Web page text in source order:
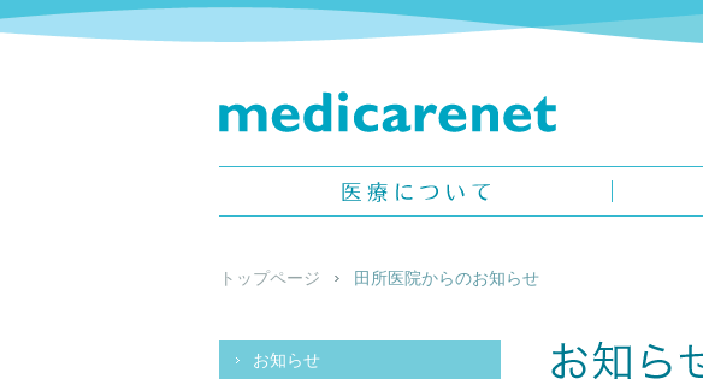
メディケアネット -
medicarenet -
トップページ 田所医院からのお知らせ
お知らせ